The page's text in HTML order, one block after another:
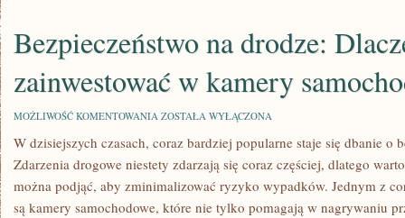
Bezpieczeństwo na drodze:
zainwestować w kamery
MOŻLIWOŚĆ KOMENTOWANIA BEZPIECZEŃSTWO
DRODZE:
WARTO
ZAINWESTOWAĆ
KAMERY
ZOSTAŁA WYŁĄCZONA
W ⁢dzisiejszych czasach, coraz bardziej ‌popularne staje się dbanie o
Zdarzenia drogowe niestety zdarzają się coraz częściej,⁢ dlatego
można podjąć, aby zminimalizować ryzyko wypadków. Jednym z
są kamery samochodowe,⁤ które nie tylko pomagają⁢ w nagrywaniu